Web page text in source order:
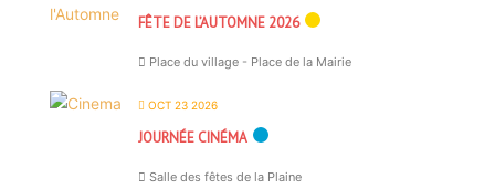
FÊTE DE L’AUTOMNE 2026
Place du village - Place de la Mairie
OCT 23 2026
JOURNÉE CINÉMA
Salle des fêtes de la Plaine